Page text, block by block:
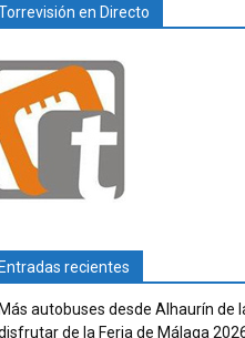
en Directo
recientes
autobuses desde Alhaurín de
de la Feria de Málaga